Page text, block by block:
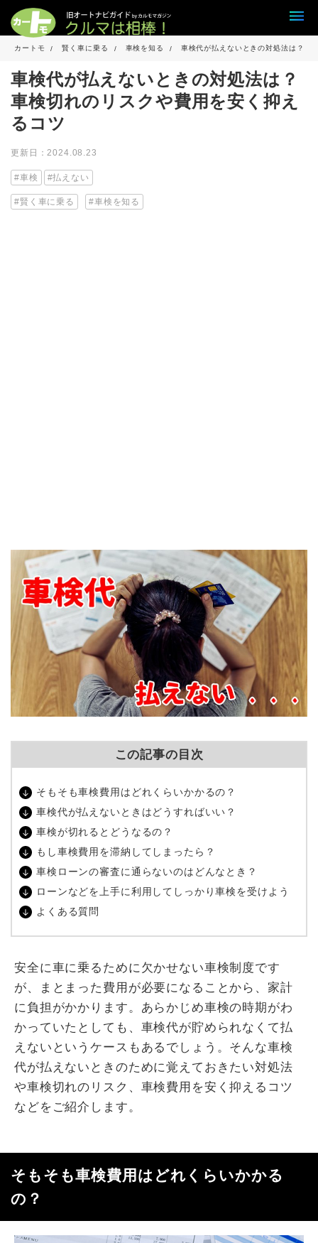
カートモ 賢く車に乗る 車検を知る 車検代が払えないときの対処法は？車
車検代が払えないときの対処法は？
車検切れのリスクや費用を安く抑え
るコツ
更新日：2024.08.23
車検 払えない
賢く車に乗る 車検を知る
この記事の目次
そもそも車検費用はどれくらいかかるの？
車検代が払えないときはどうすればいい？
車検が切れるとどうなるの？
もし車検費用を滞納してしまったら？
車検ローンの審査に通らないのはどんなとき？
ローンなどを上手に利用してしっかり車検を受けよう
よくある質問
安全に車に乗るために欠かせない車検制度です
が、まとまった費用が必要になることから、家計
に負担がかかります。あらかじめ車検の時期がわ
かっていたとしても、車検代が貯められなくて払
えないというケースもあるでしょう。そんな車検
代が払えないときのために覚えておきたい対処法
や車検切れのリスク、車検費用を安く抑えるコツ
などをご紹介します。
そもそも車検費用はどれくらいかかる
の？